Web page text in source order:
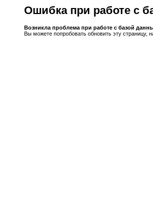
Ошибка при работе с
Возникла проблема при работе с базой
Вы можете попробовать обновить эту страницу,